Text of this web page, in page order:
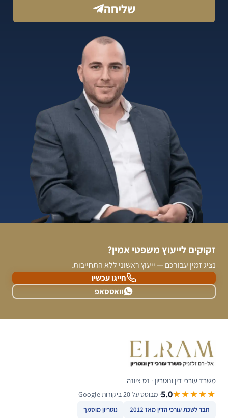
שליחה
זקוקים לייעוץ משפטי אמין?
נציג זמין עבורכם — ייעוץ ראשוני ללא התחייבות.
חייגו עכשיו
וואטסאפ
משרד עורכי דין ונוטריון · נס ציונה
★★★★★
5.0· מבוסס על 20 ביקורות Google
חבר לשכת עורכי הדין מאז 2012 נוטריון מוסמך